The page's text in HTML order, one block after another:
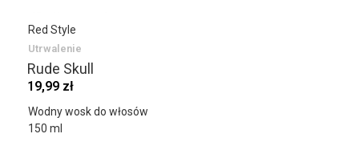
Red Style
Utrwalenie
Rude Skull
19,99 zł
Wodny wosk do włosów
150 ml